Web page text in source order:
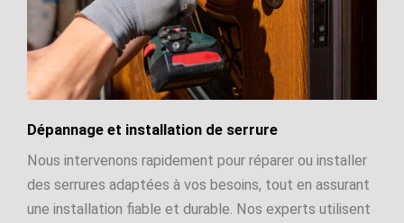
Dépannage et installation de serrure
Nous intervenons rapidement pour réparer ou installer
des serrures adaptées à vos besoins, tout en assurant
une installation fiable et durable. Nos experts utilisent